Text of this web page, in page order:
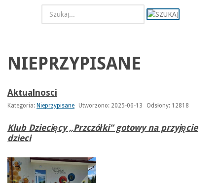
NIEPRZYPISANE
Aktualnosci
Kategoria: Nieprzypisane Utworzono: 2025-06-13 Odsłony: 12818
Klub Dziecięcy „Przczółki” gotowy na przyjęcie
dzieci